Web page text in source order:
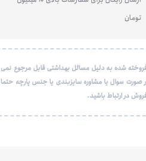
تومان
شده به دلیل مسائل بهداشتی قابل مرجوع نمی
صورت سوال یا مشاوره سایزبندی یا جنس پارچه حتما
در ارتباط باشید.